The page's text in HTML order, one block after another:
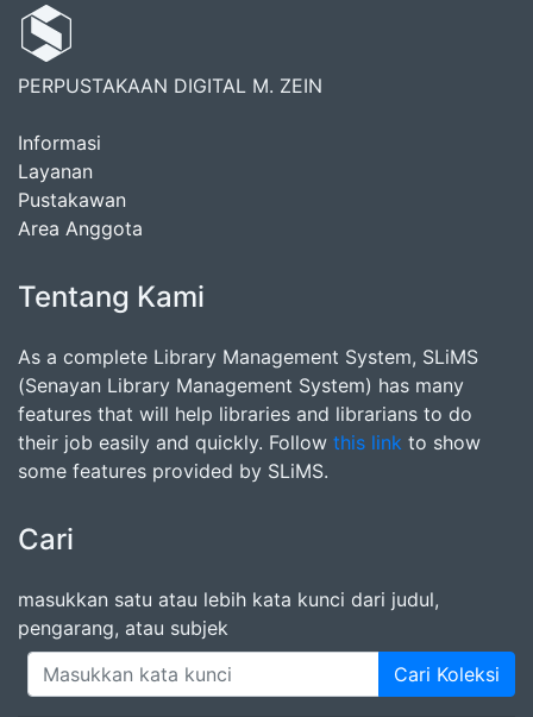
PERPUSTAKAAN DIGITAL M. ZEIN
Informasi
Layanan
Pustakawan
Area Anggota
Tentang Kami
As a complete Library Management System, SLiMS
(Senayan Library Management System) has many
features that will help libraries and librarians to do
their job easily and quickly. Follow this link to show
some features provided by SLiMS.
Cari
masukkan satu atau lebih kata kunci dari judul,
pengarang, atau subjek
Cari Koleksi